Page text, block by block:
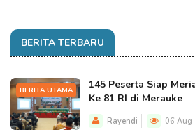
BERITA TERBARU
BERITA UTAMA
145 Peserta Siap
Ke 81 RI di Merauke
Rayendi 06 Aug